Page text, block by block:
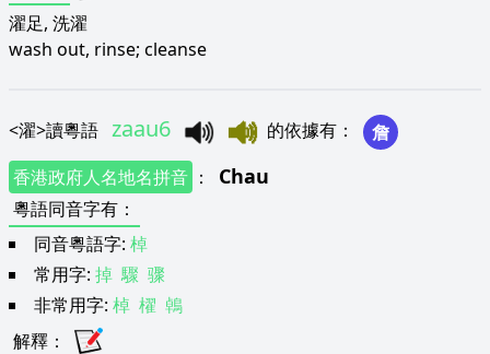
濯足, 洗濯
wash out, rinse; cleanse
<濯>讀粵語 zaau6 的依據有 ：
詹
香港政府人名地名拼音 ： Chau
粵語同音字有 ：
同音粵語字: 棹
常用字: 掉 驟 骤
非常用字: 棹 櫂 鵫
解釋 ：